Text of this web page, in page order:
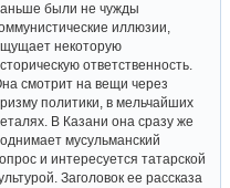
были не чужды
иллюзии,
некоторую
ответственность.
смотрит на вещи через
политики, в мельчайших
В Казани она сразу же
мусульманский
и интересуется татарской
Заголовок ее рассказа